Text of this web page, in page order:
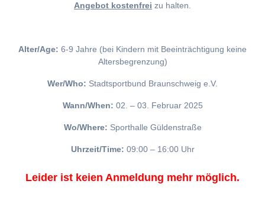
Angebot kostenfrei zu halten.
Alter/Age: 6-9 Jahre (bei Kindern mit Beeinträchtigung keine
Altersbegrenzung)
Wer/Who: Stadtsportbund Braunschweig e.V.
Wann/When: 02. – 03. Februar 2025
Wo/Where: Sporthalle Güldenstraße
Uhrzeit/Time: 09:00 – 16:00 Uhr
Leider ist keien Anmeldung mehr möglich.